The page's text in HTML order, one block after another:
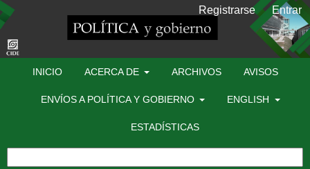
INICIO ACERCA DE ARCHIVOS AVISOS
ENVÍOS A POLÍTICA Y GOBIERNO ENGLISH
ESTADÍSTICAS
Registrarse Entrar